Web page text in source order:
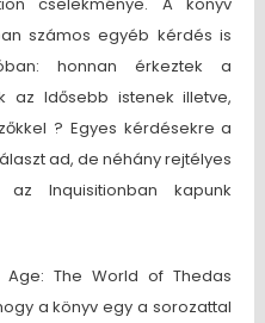
számos egyéb kérdés is
honnan érkeztek a
az Idősebb istenek illetve,
? Egyes kérdésekre a
ad, de néhány rejtélyes
Inquisitionban kapunk
The World of Thedas
a könyv egy a sorozattal